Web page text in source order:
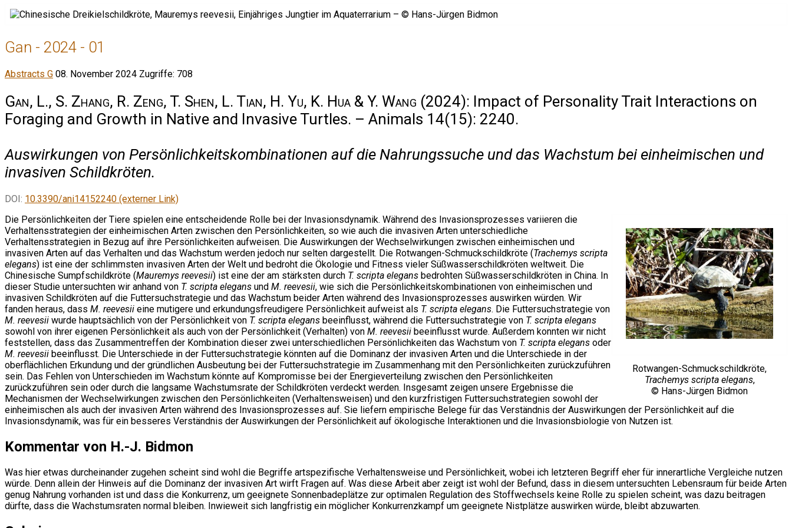
Gan - 2024 - 01
Abstracts G 08. November 2024 Zugriffe: 708
Gan, L., S. Zhang, R. Zeng, T. Shen, L. Tian, H. Yu, K. Hua & Y. Wang (2024): Impact of Personality Trait Interactions on
Foraging and Growth in Native and Invasive Turtles. – Animals 14(15): 2240.
Auswirkungen von Persönlichkeitskombinationen auf die Nahrungssuche und das Wachstum bei einheimischen und
invasiven Schildkröten.
DOI: 10.3390/ani14152240 (externer Link)
Rotwangen-Schmuckschildkröte,
Trachemys scripta elegans,
© Hans-Jürgen Bidmon
Die Persönlichkeiten der Tiere spielen eine entscheidende Rolle bei der Invasionsdynamik. Während des Invasionsprozesses variieren die
Verhaltensstrategien der einheimischen Arten zwischen den Persönlichkeiten, so wie auch die invasiven Arten unterschiedliche
Verhaltensstrategien in Bezug auf ihre Persönlichkeiten aufweisen. Die Auswirkungen der Wechselwirkungen zwischen einheimischen und
invasiven Arten auf das Verhalten und das Wachstum werden jedoch nur selten dargestellt. Die Rotwangen-Schmuckschildkröte (Trachemys scripta
elegans) ist eine der schlimmsten invasiven Arten der Welt und bedroht die Ökologie und Fitness vieler Süßwasserschildkröten weltweit. Die
Chinesische Sumpfschildkröte (Mauremys reevesii) ist eine der am stärksten durch T. scripta elegans bedrohten Süßwasserschildkröten in China. In
dieser Studie untersuchten wir anhand von T. scripta elegans und M. reevesii, wie sich die Persönlichkeitskombinationen von einheimischen und
invasiven Schildkröten auf die Futtersuchstrategie und das Wachstum beider Arten während des Invasionsprozesses auswirken würden. Wir
fanden heraus, dass M. reevesii eine mutigere und erkundungsfreudigere Persönlichkeit aufweist als T. scripta elegans. Die Futtersuchstrategie von
M. reevesii wurde hauptsächlich von der Persönlichkeit von T. scripta elegans beeinflusst, während die Futtersuchstrategie von T. scripta elegans
sowohl von ihrer eigenen Persönlichkeit als auch von der Persönlichkeit (Verhalten) von M. reevesii beeinflusst wurde. Außerdem konnten wir nicht
feststellen, dass das Zusammentreffen der Kombination dieser zwei unterschiedlichen Persönlichkeiten das Wachstum von T. scripta elegans oder
M. reevesii beeinflusst. Die Unterschiede in der Futtersuchstrategie könnten auf die Dominanz der invasiven Arten und die Unterschiede in der
oberflächlichen Erkundung und der gründlichen Ausbeutung bei der Futtersuchstrategie im Zusammenhang mit den Persönlichkeiten zurückzuführen
sein. Das Fehlen von Unterschieden im Wachstum könnte auf Kompromisse bei der Energieverteilung zwischen den Persönlichkeiten
zurückzuführen sein oder durch die langsame Wachstumsrate der Schildkröten verdeckt werden. Insgesamt zeigen unsere Ergebnisse die
Mechanismen der Wechselwirkungen zwischen den Persönlichkeiten (Verhaltensweisen) und den kurzfristigen Futtersuchstrategien sowohl der
einheimischen als auch der invasiven Arten während des Invasionsprozesses auf. Sie liefern empirische Belege für das Verständnis der Auswirkungen der Persönlichkeit auf die
Invasionsdynamik, was für ein besseres Verständnis der Auswirkungen der Persönlichkeit auf ökologische Interaktionen und die Invasionsbiologie von Nutzen ist.
Kommentar von H.-J. Bidmon
Was hier etwas durcheinander zugehen scheint sind wohl die Begriffe artspezifische Verhaltensweise und Persönlichkeit, wobei ich letzteren Begriff eher für innerartliche Vergleiche nutzen
würde. Denn allein der Hinweis auf die Dominanz der invasiven Art wirft Fragen auf. Was diese Arbeit aber zeigt ist wohl der Befund, dass in diesem untersuchten Lebensraum für beide Arten
genug Nahrung vorhanden ist und dass die Konkurrenz, um geeignete Sonnenbadeplätze zur optimalen Regulation des Stoffwechsels keine Rolle zu spielen scheint, was dazu beitragen
dürfte, dass die Wachstumsraten normal bleiben. Inwieweit sich langfristig ein möglicher Konkurrenzkampf um geeignete Nistplätze auswirken würde, bleibt abzuwarten.